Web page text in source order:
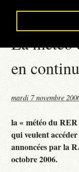
Contact
La météo
en
mardi 7 novembre
la « météo du
qui veulent
annoncées par la
octobre 2006.